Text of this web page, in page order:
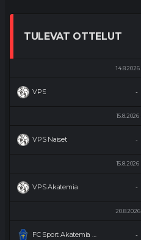
TULEVAT OTTELUT
14.8.2026
VPS -
15.8.2026
VPS Naiset -
15.8.2026
VPS Akatemia -
20.8.2026
FC Sport Akatemia Naiset -